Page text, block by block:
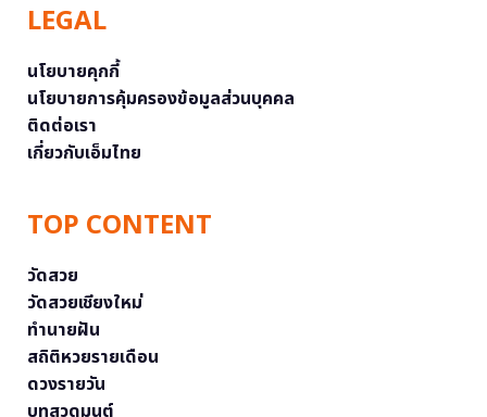
LEGAL
นโยบายคุกกี้
นโยบายการคุ้มครองข้อมูลส่วนบุคคล
ติดต่อเรา
เกี่ยวกับเอ็มไทย
TOP CONTENT
วัดสวย
วัดสวยเชียงใหม่
ทำนายฝัน
สถิติหวยรายเดือน
ดวงรายวัน
บทสวดมนต์